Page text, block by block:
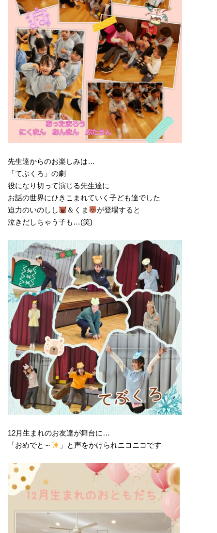
先生達からのお楽しみは…
「てぶくろ」の劇
役になり切って演じる先生達に
お話の世界にひきこまれていく子ども達でした
迫力のいのしし
＆くま
が登場すると
泣きだしちゃう子も…(笑)
12月生まれのお友達が舞台に…
「おめでと～
」と声をかけられニコニコです